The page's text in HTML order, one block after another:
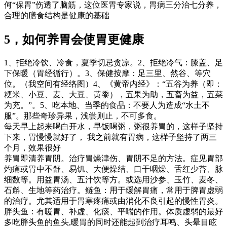
何“保胃”伤透了脑筋，这位医胃专家说，胃病三分治七分养，
合理的膳食结构是健康的基础
5，如何养胃会使胃更健康
1、拒绝冷饮、冷食，夏季切忌贪凉。2、拒绝冷气：膝盖、足
下保暖（胃经循行）。3、保健按摩：足三里、然谷、等穴
位。（我空间有经络图）4、《黄帝内经》：“五谷为养（即：
粳米、小豆、麦、大豆、黄黍），五果为助，五畜为益，五菜
为充。”。5、吃本地、当季的食品：不要人为造成“水土不
服”。那些奇珍异果，浅尝则止，不可多食。
每天早上起来喝白开水，早饭喝粥，粥很养胃的，这样子坚持
下来，胃慢慢就好了， 我之前就有胃病，这样子坚持了两三
个月，效果很好
养胃即清养胃阴。治疗胃燥津伤、胃阴不足的方法。症见胃部
灼痛或胃中不舒、易饥、大便燥结、口干咽燥、舌红少苔、脉
细数等。用益胃汤、五汁饮等方。或选用沙参、玉竹、麦冬、
石斛、生地等药治疗。鲢鱼：用于缓解胃痛，常用于脾胃虚弱
的治疗。尤其适用于胃寒疼痛或由消化不良引起的慢性胃炎。
胖头鱼：有暖胃、补虚、化痰、平喘的作用。体质虚弱的最好
多吃胖头鱼的鱼头,暖胃的同时还能起到治疗耳鸣、头晕目眩